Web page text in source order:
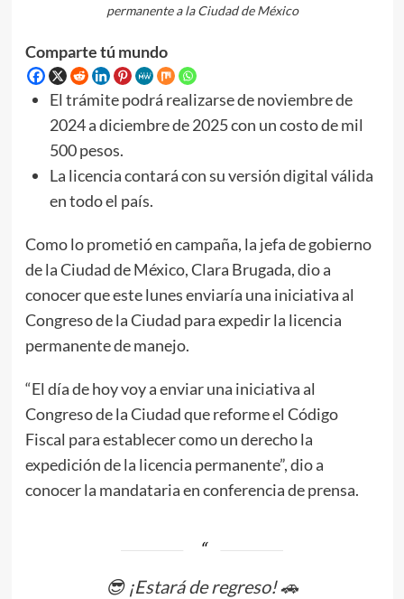
permanente a la Ciudad de México
Comparte tú mundo
El trámite podrá realizarse de noviembre de
2024 a diciembre de 2025 con un costo de mil
500 pesos.
La licencia contará con su versión digital válida
en todo el país.
Como lo prometió en campaña, la jefa de gobierno
de la Ciudad de México, Clara Brugada, dio a
conocer que este lunes enviaría una iniciativa al
Congreso de la Ciudad para expedir la licencia
permanente de manejo.
“El día de hoy voy a enviar una iniciativa al
Congreso de la Ciudad que reforme el Código
Fiscal para establecer como un derecho la
expedición de la licencia permanente”, dio a
conocer la mandataria en conferencia de prensa.
😎 ¡Estará de regreso! 🚗